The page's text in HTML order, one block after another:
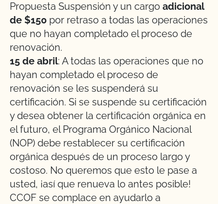
Propuesta Suspensión y un cargo adicional
de $150 por retraso a todas las operaciones
que no hayan completado el proceso de
renovación.
15 de abril: A todas las operaciones que no
hayan completado el proceso de
renovación se les suspenderá su
certificación. Si se suspende su certificación
y desea obtener la certificación orgánica en
el futuro, el Programa Orgánico Nacional
(NOP) debe restablecer su certificación
orgánica después de un proceso largo y
costoso. No queremos que esto le pase a
usted, ¡así que renueva lo antes posible!
CCOF se complace en ayudarlo a